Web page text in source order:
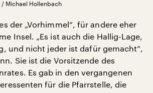
Michael Hollenbach
der „Vorhimmel“, für andere eher
Insel. „Es ist auch die Hallig-Lage,
und nicht jeder ist dafür gemacht“,
Sie ist die Vorsitzende des
Es gab in den vergangenen
für die Pfarrstelle, die